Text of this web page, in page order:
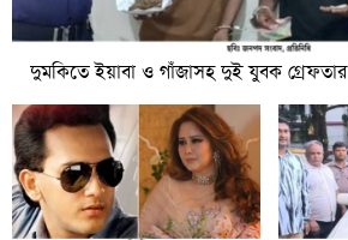
দুমকিতে ইয়াবা ও গাঁজাসহ দুই যুবক গ্রেফতার